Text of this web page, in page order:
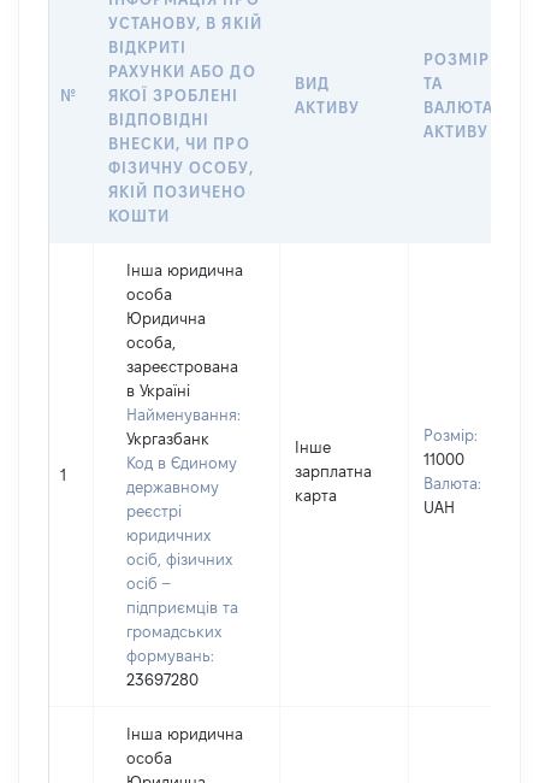
№
УСТАНОВУ, В ЯКІЙ
ВІДКРИТІ
РАХУНКИ АБО ДО
ЯКОЇ ЗРОБЛЕНІ
ВІДПОВІДНІ
ВНЕСКИ, ЧИ ПРО
ФІЗИЧНУ ОСОБУ,
ЯКІЙ ПОЗИЧЕНО
КОШТИ
ВИД
АКТИВУ
РОЗМІР
ТА
ВАЛЮТА
АКТИВУ
1
Інша юридична
особа
Юридична
особа,
зареєстрована
в Україні
Найменування:
Укргазбанк
Код в Єдиному
державному
реєстрі
юридичних
осіб, фізичних
осіб –
підприємців та
громадських
формувань:
23697280
Інше
зарплатна
карта
Розмір:
11000
Валюта:
UAH
Інша юридична
особа